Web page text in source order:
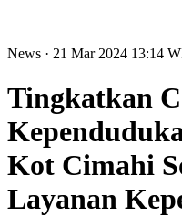
News · 21 Mar 2024 13:14
Tingkatkan
Kot Cimahi
Layanan